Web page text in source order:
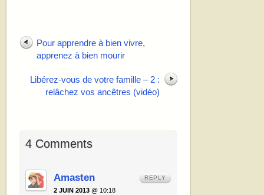
Pour apprendre à bien vivre,
apprenez à bien mourir
Libérez-vous de votre famille – 2 :
relâchez vos ancêtres (vidéo)
4 Comments
Amasten
2 JUIN 2013 @ 10:18
REPLY